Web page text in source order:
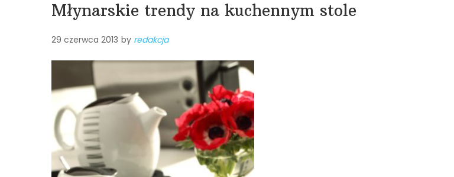
Młynarskie trendy na kuchennym stole
29 czerwca 2013 by redakcja